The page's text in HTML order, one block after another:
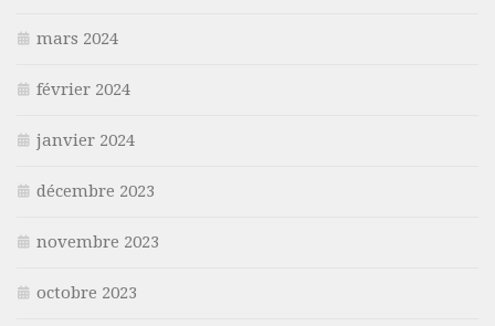
mars 2024
février 2024
janvier 2024
décembre 2023
novembre 2023
octobre 2023